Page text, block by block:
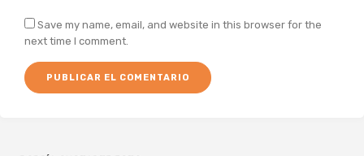
Save my name, email, and website in this browser for the
next time I comment.